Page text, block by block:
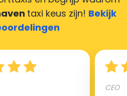
achter te laten en wij
deze krijgt.
taxi transfer?
taxi keus zijn! Bekijk
CEO